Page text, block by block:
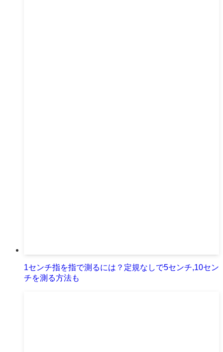
1センチ指を指で測るには？定規なしで5センチ,10セン
チを測る方法も